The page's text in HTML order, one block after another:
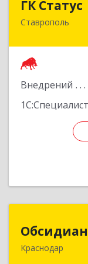
ГК Статус
Ставрополь
Внедрений
1С:Специалист
355002,
Обсидиан
Краснодар